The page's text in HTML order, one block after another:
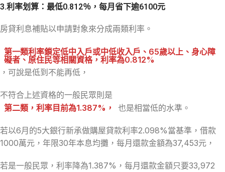
3.利率划算：最低0.812％，每月省下逾6100元
房貸利息補貼以申請對象來分成兩類利率。
第一類利率鎖定低中入戶或中低收入戶、65歲以上、身心障
礙者、原住民等相關資格，利率為0.812%
，可說是低到不能再低，
不符合上述資格的一般民眾則是
第二類 ，利率目前為1.387%， 也是相當低的水準。
若以6月的5大銀行新承做購屋貸款利率2.098%當基準，借款
1000萬元，年限30年本息均攤，每月還款金額為37,453元，
若是一般民眾，利率降為1.387%，每月還款金額只要33,972